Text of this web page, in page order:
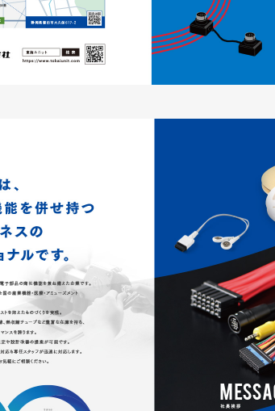
株式会社三共様 ランディングページ制作
ランディングページ
#HTML/CSSコーディング
#レスポンシブWebデザイン